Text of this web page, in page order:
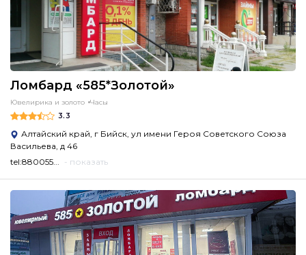
Ломбард «585*Золотой»
Ювелирика и золото Часы
3.3
Алтайский край, г Бийск, ул имени Героя Советского Союза
Васильева, д 46
tel:880055... - показать